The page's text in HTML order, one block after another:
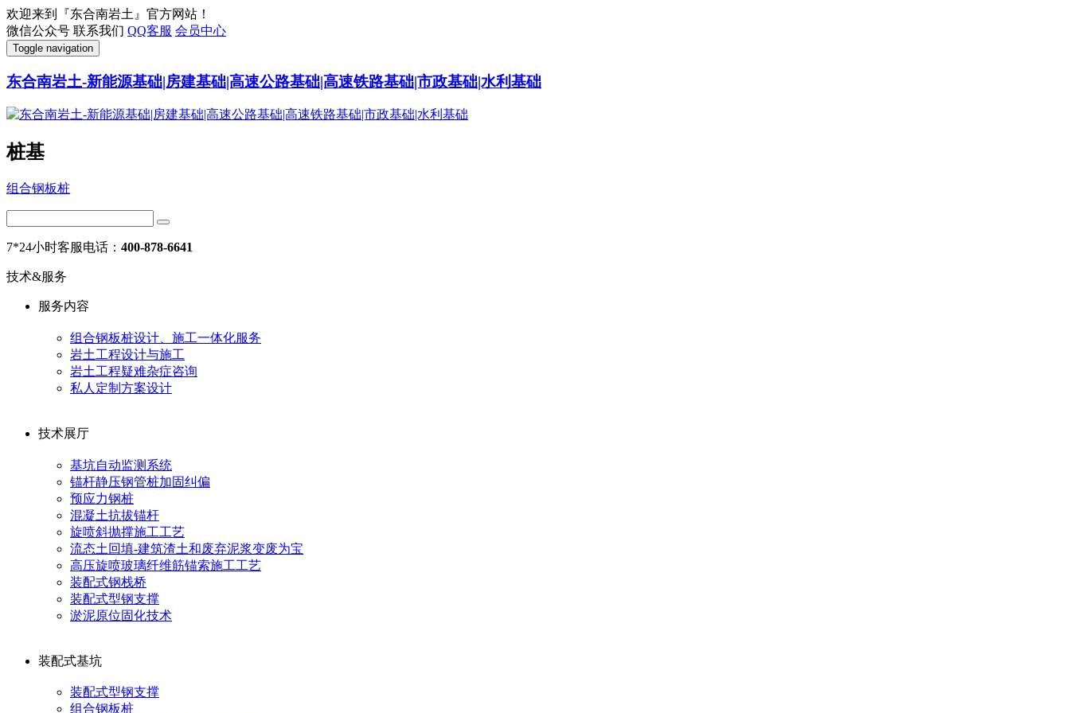
欢迎来到『东合南岩土』官方网站！
微信公众号 联系我们 QQ客服 会员中心
Toggle navigation
东合南岩土-新能源基础|房建基础|高速公路基础|高速铁路基础|市政基础|水利基础
桩基
组合钢板桩
7*24小时客服电话： 400-878-6641
技术&服务
服务内容
组合钢板桩设计、施工一体化服务
岩土工程设计与施工
岩土工程疑难杂症咨询
私人定制方案设计
技术展厅
基坑自动监测系统
锚杆静压钢管桩加固纠偏
预应力钢桩
混凝土抗拔锚杆
旋喷斜抛撑施工工艺
流态土回填-建筑渣土和废弃泥浆变废为宝
高压旋喷玻璃纤维筋锚索施工工艺
装配式钢栈桥
装配式型钢支撑
淤泥原位固化技术
装配式基坑
装配式型钢支撑
组合钢板桩